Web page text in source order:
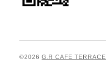
©2026 G.R CAFE TERRACE